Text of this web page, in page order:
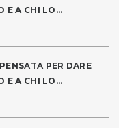
E A CHI LO...
PER DARE
E A CHI LO...